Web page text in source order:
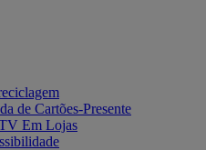
de Cartões-Presente
Em Lojas